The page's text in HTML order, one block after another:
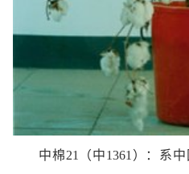
中棉21（中1361）：系